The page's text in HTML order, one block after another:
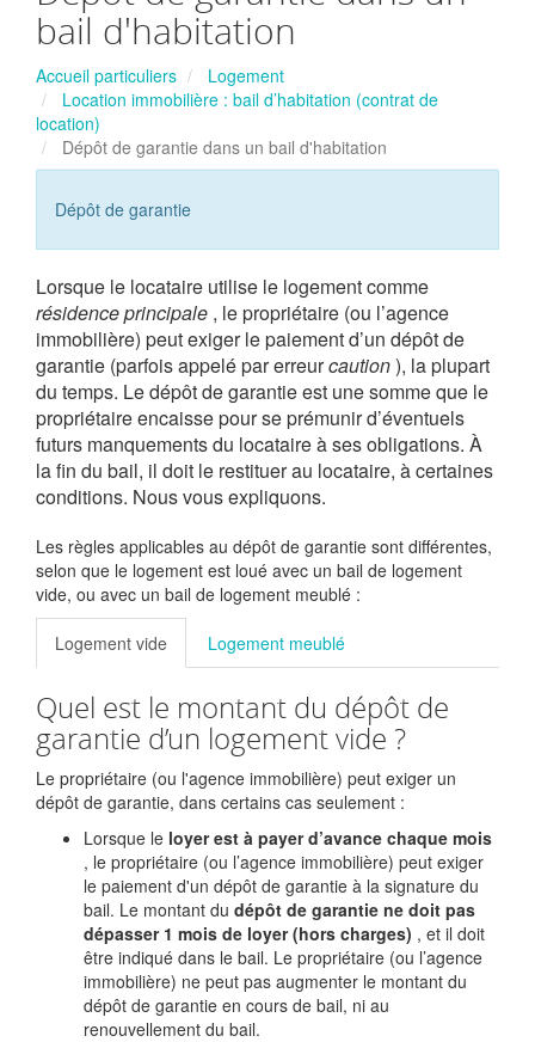
bail d'habitation
Accueil particuliers
Logement
Location immobilière : bail d’habitation (contrat de
location)
Dépôt de garantie dans un bail d'habitation
Dépôt de garantie
Lorsque le locataire utilise le logement comme
résidence principale , le propriétaire (ou l’agence
immobilière) peut exiger le paiement d’un dépôt de
garantie (parfois appelé par erreurcaution), la plupart
du temps. Le dépôt de garantie est une somme que le
propriétaire encaisse pour se prémunir d’éventuels
futurs manquements du locataire à ses obligations. À
la fin du bail, il doit le restituer au locataire, à certaines
conditions. Nous vous expliquons.
Les règles applicables au dépôt de garantie sont différentes,
selon que le logement est loué avec un bail de logement
vide, ou avec un bail de logement meublé :
Logement vide Logement meublé
Quel est le montant du dépôt de
garantie d’un logement vide ?
Le propriétaire (ou l'agence immobilière) peut exiger un
dépôt de garantie, dans certains cas seulement :
Lorsque le loyer est à payer d’avance chaque mois
, le propriétaire (ou l’agence immobilière) peut exiger
le paiement d'un dépôt de garantie à la signature du
bail. Le montant du dépôt de garantie ne doit pas
dépasser 1 mois de loyer (hors charges) , et il doit
être indiqué dans le bail. Le propriétaire (ou l’agence
immobilière) ne peut pas augmenter le montant du
dépôt de garantie en cours de bail, ni au
renouvellement du bail.